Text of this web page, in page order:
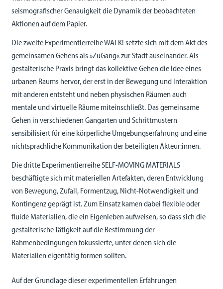
seismografischer Genauigkeit die Dynamik der beobachteten
Aktionen auf dem Papier.
Die zweite Experimentierreihe WALK! setzte sich mit dem Akt des
gemeinsamen Gehens als »ZuGang« zur Stadt auseinander. Als
gestalterische Praxis bringt das kollektive Gehen die Idee eines
urbanen Raums hervor, der erst in der Bewegung und Interaktion
mit anderen entsteht und neben physischen Räumen auch
mentale und virtuelle Räume miteinschließt. Das gemeinsame
Gehen in verschiedenen Gangarten und Schrittmustern
sensibilisiert für eine körperliche Umgebungserfahrung und eine
nichtsprachliche Kommunikation der beteiligten Akteur:innen.
Die dritte Experimentierreihe SELF-MOVING MATERIALS
beschäftigte sich mit materiellen Artefakten, deren Entwicklung
von Bewegung, Zufall, Formentzug, Nicht-Notwendigkeit und
Kontingenz geprägt ist. Zum Einsatz kamen dabei flexible oder
fluide Materialien, die ein Eigenleben aufweisen, so dass sich die
gestalterische Tätigkeit auf die Bestimmung der
Rahmenbedingungen fokussierte, unter denen sich die
Materialien eigentätig formen sollten.
Auf der Grundlage dieser experimentellen Erfahrungen